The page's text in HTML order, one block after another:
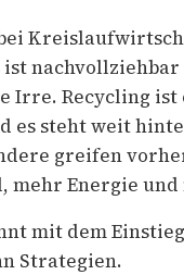
ist
Irre. Recycling ist
es steht weit
greifen
mehr Energie und
mit dem
Strategien.